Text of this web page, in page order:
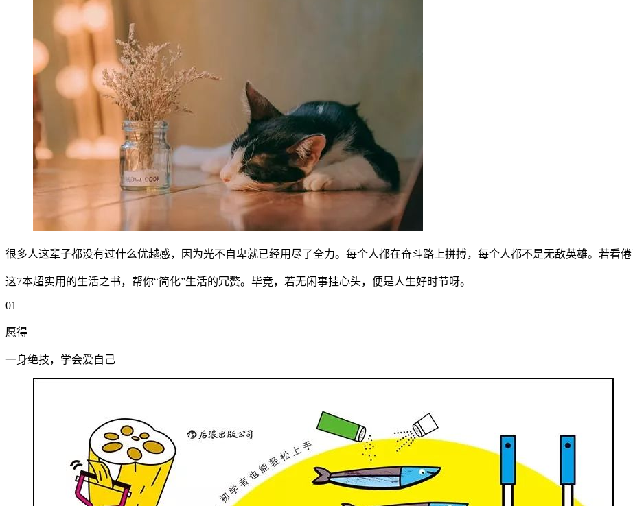
很多人这辈子都没有过什么优越感，因为光不自卑就已经用尽了全力。每个人都在奋斗路上拼搏，每个人都不是无敌英雄。若看
这7本超实用的生活之书，帮你“简化”生活的冗赘。毕竟，若无闲事挂心头，便是人生好时节呀。
01
愿得
一身绝技，学会爱自己